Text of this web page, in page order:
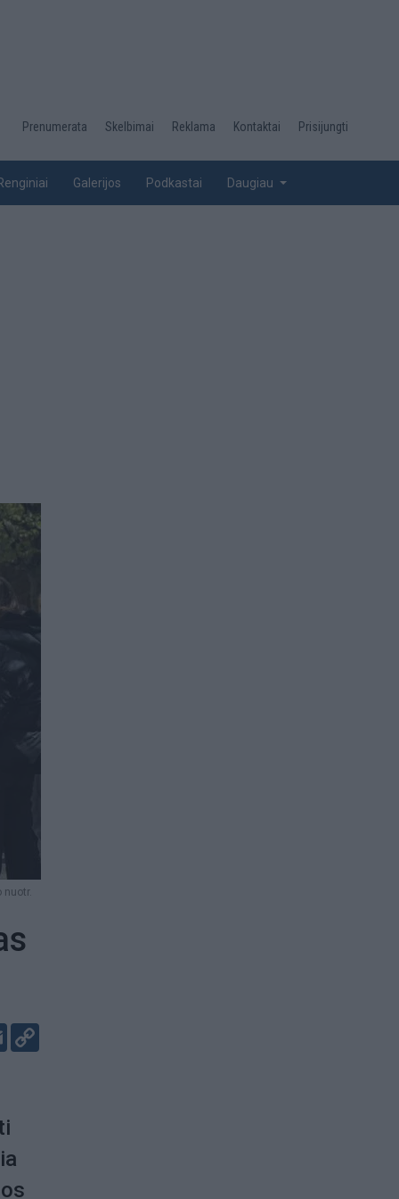
Desktop
top
Prenumerata Skelbimai Reklama Kontaktai Prisijungti
Galerijos Podkastai Daugiau
nuotr.
Email